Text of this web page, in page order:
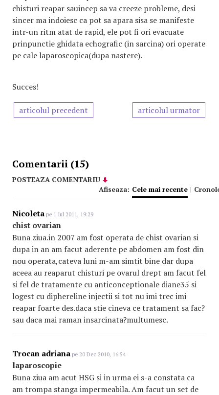
chisturi reapar sauincep sa va creeze probleme, desi
sincer ma indoiesc ca pot sa apara sisa se manifeste
intr-un ritm atat de rapid, ele pot fi ori evacuate
prinpunctie ghidata echografic (in sarcina) ori operate
pe cale laparoscopica(dupa nastere).
Succes!
articolul precedent articolul urmator
Comentarii (15)
POSTEAZA COMENTARIU
Afiseaza: Cele mai recente |
Nicoleta pe 1 Iul 2011, 19:29
chist ovarian
Buna ziua.in 2007 am fost operata de chist ovarian si
dupa in an am facut aderente pe abdomen am fost din
nou operata,cateva luni m-am simtit bine dar dupa
aceea au reaparut chisturi pe ovarul drept am facut fel
si fel de tratamente cu anticonceptionale diane35 si
logest cu diphereline injectii si tot nu imi trec imi
reapar foarte des.daca stie cineva ce tratament sa fac?
sau daca mai raman insarcinata?multumesc.
Trocan adriana pe 20 Dec 2010, 16:54
laparoscopie
Buna ziua am acut HSG si in urma ei s-a constata ca
am trompa stanga impermeabila. Am facut un set de